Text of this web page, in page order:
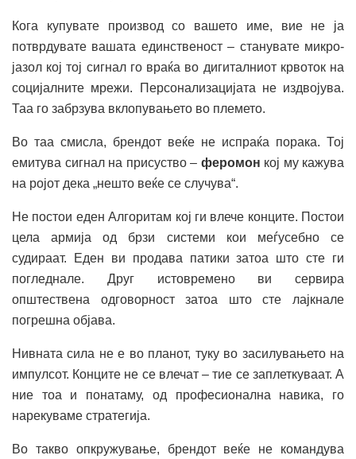
Кога купувате производ со вашето име, вие не ја
потврдувате вашата единственост – станувате микро-
јазол кој тој сигнал го враќа во дигиталниот крвоток на
социјалните мрежи. Персонализацијата не издвојува.
Таа го забрзува вклопувањето во племето.
Во таа смисла, брендот веќе не испраќа порака. Тој
емитува сигнал на присуство – феромон кој му кажува
на ројот дека „нешто веќе се случува“.
Не постои еден Алгоритам кој ги влече конците. Постои
цела армија од брзи системи кои меѓусебно се
судираат. Еден ви продава патики затоа што сте ги
погледнале. Друг истовремено ви сервира
општествена одговорност затоа што сте лајкнале
погрешна објава.
Нивната сила не е во планот, туку во засилувањето на
импулсот. Конците не се влечат – тие се заплеткуваат. А
ние тоа и понатаму, од професионална навика, го
нарекуваме стратегија.
Во такво опкружување, брендот веќе не командува